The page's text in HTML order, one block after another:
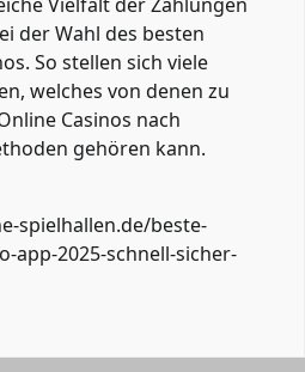
der Wahl des besten
So stellen sich viele
welches von denen zu
Casinos nach
gehören kann.
spielhallen.de/beste-
app-2025-schnell-sicher-